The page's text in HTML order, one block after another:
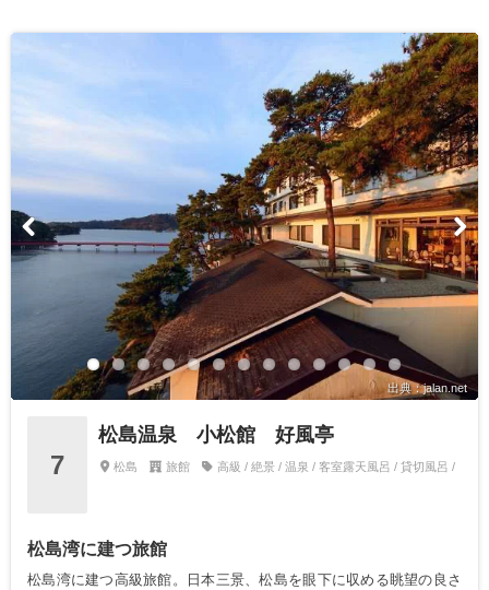
出典：jalan.net
7
松島温泉 小松館 好風亭
松島 旅館 高級 / 絶景 / 温泉 / 客室露天風呂 / 貸切風呂 /
松島湾に建つ旅館
松島湾に建つ高級旅館。日本三景、松島を眼下に収める眺望の良さ